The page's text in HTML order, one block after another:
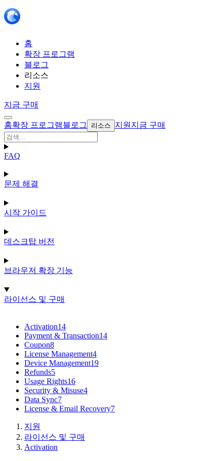
홈
확장 프로그램
블로그
리소스
지원
지금 구매
홈확장 프로그램블로그 리소스 지원 지금 구매
FAQ
문제 해결
시작 가이드
데스크탑 버전
브라우저 확장 기능
라이선스 및 구매
Activation14
Payment & Transaction14
Coupon8
License Management4
Device Management19
Refunds5
Usage Rights16
Security & Misuse4
Data Sync7
License & Email Recovery7
지원
라이선스 및 구매
Activation